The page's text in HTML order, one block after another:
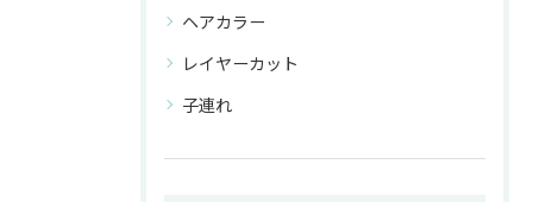
ヘアカラー
レイヤーカット
子連れ